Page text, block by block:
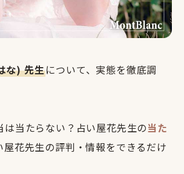
な) 先生について、実態を徹底調
当たらない？占い屋花先生の当た
屋花先生の評判・情報をできるだけ